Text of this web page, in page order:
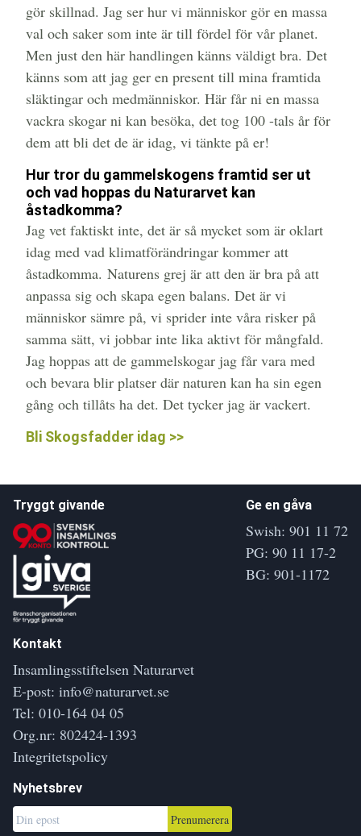
gör skillnad. Jag ser hur vi människor gör en massa
val och saker som inte är till fördel för vår planet.
Men just den här handlingen känns väldigt bra. Det
känns som att jag ger en present till mina framtida
släktingar och medmänniskor. Här får ni en massa
vackra skogar ni kan besöka, det tog 100 -tals år för
dem att bli det de är idag, vi tänkte på er!
Hur tror du gammelskogens framtid ser ut
och vad hoppas du Naturarvet kan
åstadkomma?
Jag vet faktiskt inte, det är så mycket som är oklart
idag med vad klimatförändringar kommer att
åstadkomma. Naturens grej är att den är bra på att
anpassa sig och skapa egen balans. Det är vi
människor sämre på, vi sprider inte våra risker på
samma sätt, vi jobbar inte lika aktivt för mångfald.
Jag hoppas att de gammelskogar jag får vara med
och bevara blir platser där naturen kan ha sin egen
gång och tillåts ha det. Det tycker jag är vackert.
Bli Skogsfadder idag >>
Tryggt givande Ge en gåva
Swish: 901 11 72
PG: 90 11 17-2
BG: 901-1172
Kontakt
Insamlingsstiftelsen Naturarvet
E-post: info@naturarvet.se
Tel: 010-164 04 05
Org.nr: 802424-1393
Integritetspolicy
Nyhetsbrev
Prenumerera